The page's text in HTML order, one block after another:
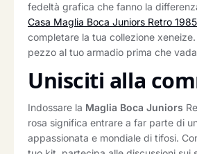
fedeltà grafica che fanno la
Casa Maglia Boca Juniors Retro
completare la tua collezione
pezzo al tuo armadio prima che
Unisciti alla
Indossare la Maglia Boca Juniors
rosa significa entrare a far parte di
appassionata e mondiale di tifosi.